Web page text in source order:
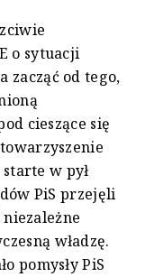
o sytuacji
zacząć od tego,
cieszące się
w pył
PiS przejęli
władzę.
pomysły PiS